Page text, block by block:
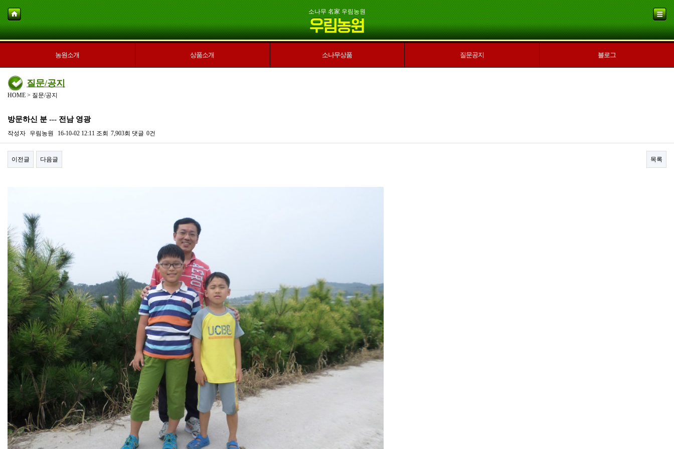
소나무 名家 우림농원
농원소개 상품소개 소나무상품 질문공지 블로그
질문/공지
HOME > 질문/공지
방문하신 분 --- 전남 영광
작성자 우림농원 16-10-02 12:11 조회 7,903회 댓글 0건
이전글 다음글 목록